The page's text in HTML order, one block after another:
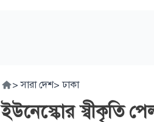
> সারা দেশ> ঢাকা
ইউনেস্কোর স্বীকৃতি